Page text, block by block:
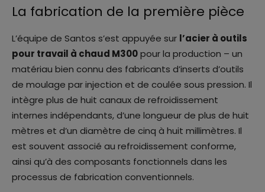
La fabrication de la première pièce
L’équipe de Santos s’est appuyée sur l’acier à outils
pour travail à chaud M300pour la production – un
matériau bien connu des fabricants d’inserts d’outils
de moulage par injection et de coulée sous pression. Il
intègre plus de huit canaux de refroidissement
internes indépendants, d’une longueur de plus de huit
mètres et d’un diamètre de cinq à huit millimètres. Il
est souvent associé au refroidissement conforme,
ainsi qu’à des composants fonctionnels dans les
processus de fabrication conventionnels.